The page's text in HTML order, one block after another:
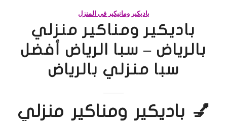
باديكير ومانيكير في المنزل
باديكير ومناكير منزلي
بالرياض – سبا الرياض أفضل
سبا منزلي بالرياض
💅 باديكير ومناكير منزلي